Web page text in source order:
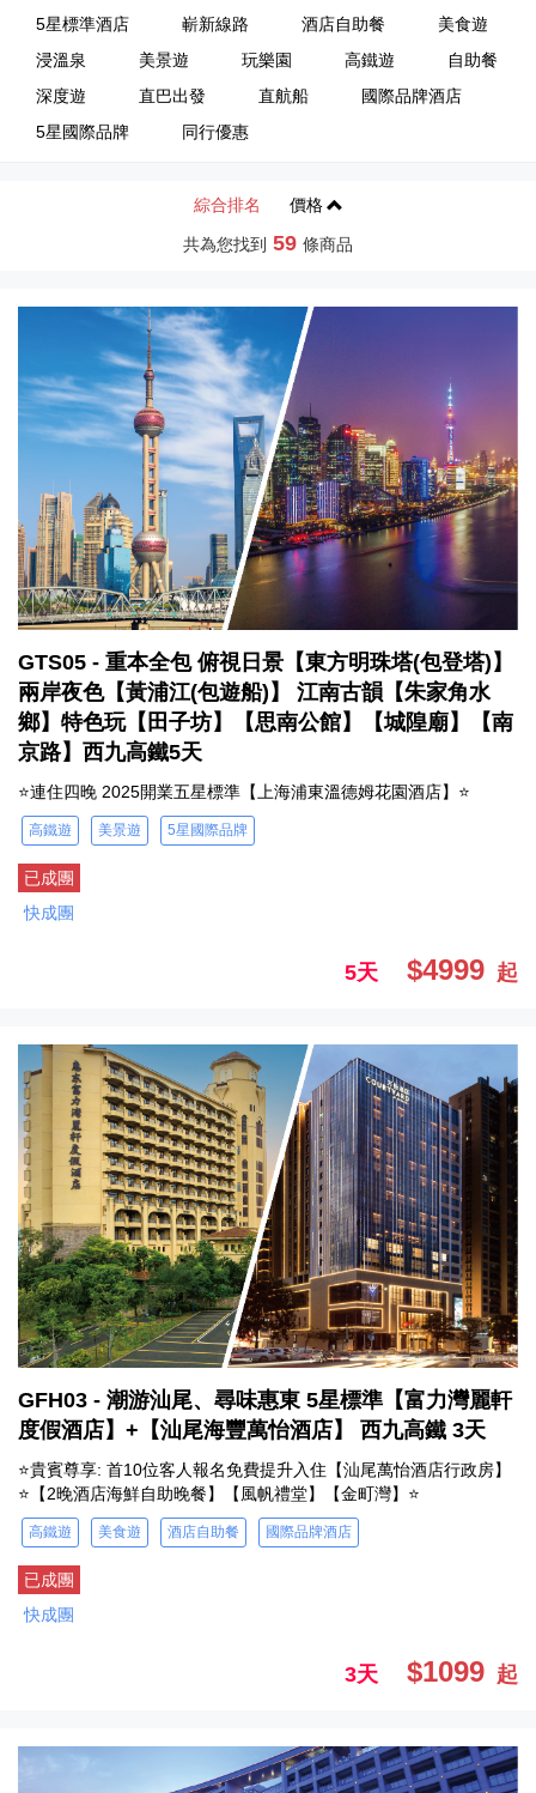
5星標準酒店
嶄新線路 酒店自助餐
美食遊
浸溫泉
美景遊 玩樂園 高鐵遊
自助餐
深度遊
直巴出發 直航船
國際品牌酒店
5星國際品牌
同行優惠
綜合排名 價格
共為您找到 59 條商品
GTS05 - 重本全包 俯視日景【東方明珠塔(包登塔)】
兩岸夜色【黃浦江(包遊船)】 江南古韻【朱家角水
鄉】特色玩【田子坊】【思南公館】【城隍廟】【南
京路】西九高鐵5天
⭐連住四晚 2025開業五星標準【上海浦東溫德姆花園酒店】⭐
高鐵遊 美景遊 5星國際品牌
已成團
快成團
5天 $4999 起
GFH03 - 潮游汕尾、尋味惠東 5星標準【富力灣麗軒
度假酒店】+【汕尾海豐萬怡酒店】 西九高鐵 3天
⭐貴賓尊享: 首10位客人報名免費提升入住【汕尾萬怡酒店行政房】
⭐【2晚酒店海鮮自助晚餐】【風帆禮堂】【金町灣】⭐
高鐵遊 美食遊 酒店自助餐 國際品牌酒店
已成團
快成團
3天 $1099 起